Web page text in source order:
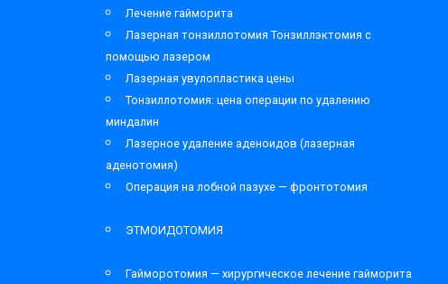
Лечение гайморита
Лазерная тонзиллотомия Тонзиллэктомия с
помощью лазером
Лазерная увулопластика цены
Тонзиллотомия: цена операции по удалению
миндалин
Лазерное удаление аденоидов (лазерная
аденотомия)
Операция на лобной пазухе — фронтотомия
ЭТМОИДОТОМИЯ
Гайморотомия — хирургическое лечение гайморита